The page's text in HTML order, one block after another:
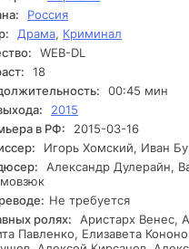
шаг может привести к
предстоит сделать
но и судьбу его друга.
Россия
Драма, Криминал
WEB-DL
18
00:45 мин
2015
в РФ:
2015-03-16
Игорь Хомский, Иван
Александр Дулерайн,
Не требуется
ролях:
Аристарх Венес,
Павленко, Елизавета